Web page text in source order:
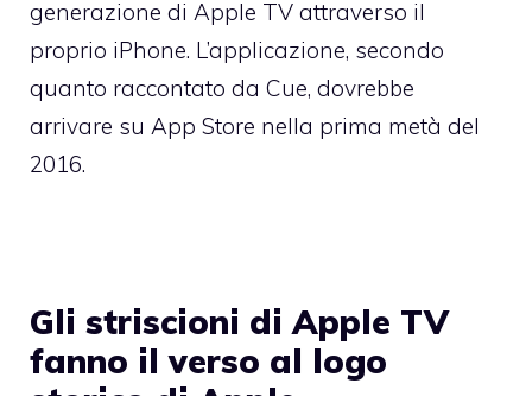
generazione di Apple TV attraverso il
proprio iPhone. L’applicazione, secondo
quanto raccontato da Cue, dovrebbe
arrivare su App Store nella prima metà del
2016.
Gli striscioni di Apple TV
fanno il verso al logo